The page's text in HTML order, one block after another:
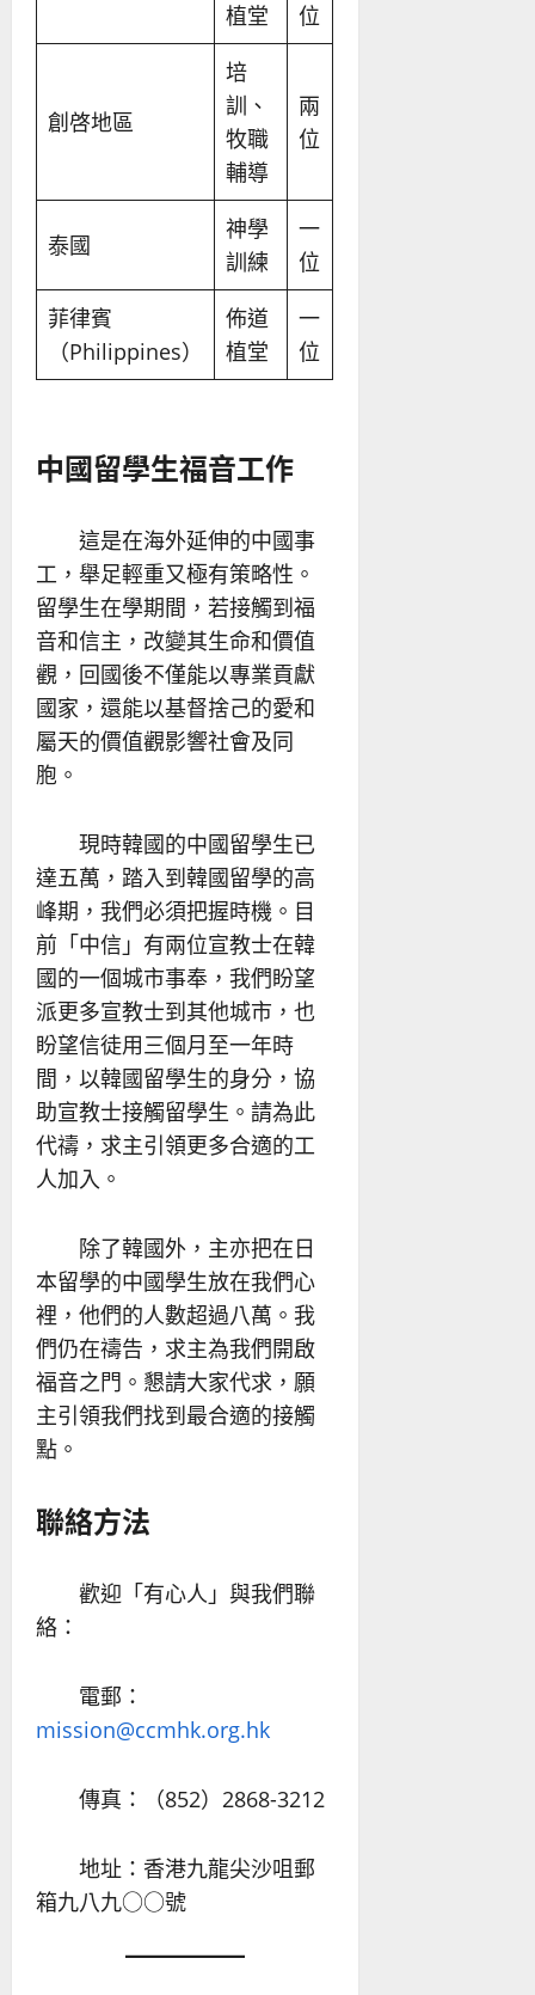
植堂
位
創啓地區
培
訓、
牧職
輔導
兩
位
泰國
神學
訓練
一
位
菲律賓
（Philippines）
佈道
植堂
一
位
中國留學生福音工作
這是在海外延伸的中國事
工，舉足輕重又極有策略性。
留學生在學期間，若接觸到福
音和信主，改變其生命和價值
觀，回國後不僅能以專業貢獻
國家，還能以基督捨己的愛和
屬天的價值觀影響社會及同
胞。
現時韓國的中國留學生已
達五萬，踏入到韓國留學的高
峰期，我們必須把握時機。目
前「中信」有兩位宣教士在韓
國的一個城市事奉，我們盼望
派更多宣教士到其他城市，也
盼望信徒用三個月至一年時
間，以韓國留學生的身分，協
助宣教士接觸留學生。請為此
代禱，求主引領更多合適的工
人加入。
除了韓國外，主亦把在日
本留學的中國學生放在我們心
裡，他們的人數超過八萬。我
們仍在禱告，求主為我們開啟
福音之門。懇請大家代求，願
主引領我們找到最合適的接觸
點。
聯絡方法
歡迎「有心人」與我們聯
絡：
電郵：
mission@ccmhk.org.hk
傳真：（852）2868-3212
地址：香港九龍尖沙咀郵
箱九八九○○號